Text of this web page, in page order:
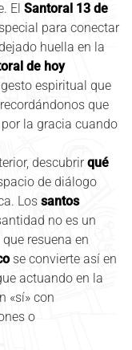
El Santoral 13 de
para conectar
huella en la
de hoy
espiritual que
que
la gracia cuando
descubrirqué
de diálogo
Los santos
no es un
resuena en
se convierte así en
actuando en la
«sí» con
o